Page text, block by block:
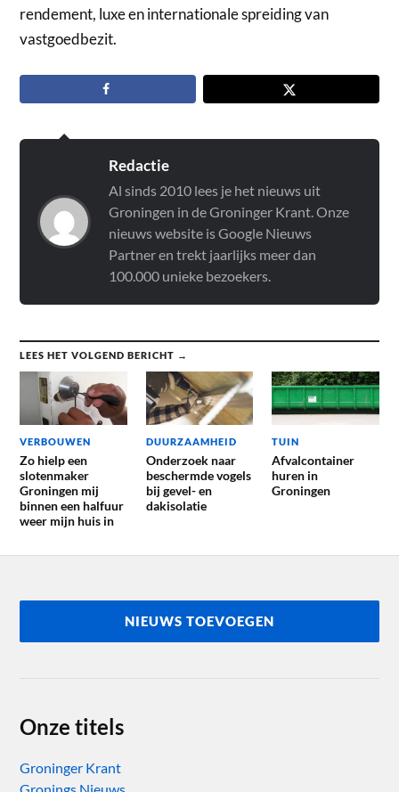
rendement, luxe en internationale spreiding van
vastgoedbezit.
Redactie
Al sinds 2010 lees je het nieuws uit
Groningen in de Groninger Krant. Onze
nieuws website is Google Nieuws
Partner en trekt jaarlijks meer dan
100.000 unieke bezoekers.
LEES HET VOLGEND BERICHT →
VERBOUWEN
Zo hielp een
slotenmaker
Groningen mij
binnen een halfuur
weer mijn huis in
DUURZAAMHEID
Onderzoek naar
beschermde vogels
bij gevel- en
dakisolatie
TUIN
Afvalcontainer
huren in
Groningen
NIEUWS TOEVOEGEN
Onze titels
Groninger Krant